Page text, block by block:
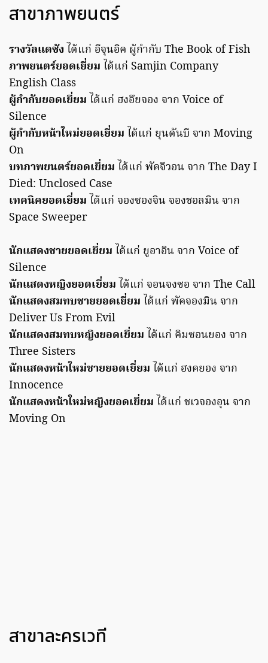
สาขาภาพยนตร์
รางวัลแดซัง ได้แก่ อีจุนอิค ผู้กำกับ The Book of Fish
ภาพยนตร์ยอดเยี่ยม ได้แก่ Samjin Company
English Class
ผู้กำกับยอดเยี่ยม ได้แก่ ฮงอึยจอง จาก Voice of
Silence
ผู้กำกับหน้าใหม่ยอดเยี่ยม ได้แก่ ยุนดันบี จาก Moving
On
บทภาพยนตร์ยอดเยี่ยม ได้แก่ พัคจีวอน จาก The Day I
Died: Unclosed Case
เทคนิคยอดเยี่ยม ได้แก่ จองซองจิน จองชอลมิน จาก
Space Sweeper
นักแสดงชายยอดเยี่ยม ได้แก่ ยูอาอิน จาก Voice of
Silence
นักแสดงหญิงยอดเยี่ยม ได้แก่ จอนจงซอ จาก The Call
นักแสดงสมทบชายยอดเยี่ยม ได้แก่ พัคจองมิน จาก
Deliver Us From Evil
นักแสดงสมทบหญิงยอดเยี่ยม ได้แก่ คิมซอนยอง จาก
Three Sisters
นักแสดงหน้าใหม่ชายยอดเยี่ยม ได้แก่ ฮงคยอง จาก
Innocence
นักแสดงหน้าใหม่หญิงยอดเยี่ยม ได้แก่ ชเวจองอุน จาก
Moving On
สาขาละครเวที